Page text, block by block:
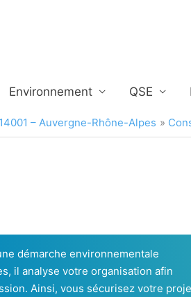
Environnement QSE
– Auvergne-Rhône-Alpes
démarche environnementale
il analyse votre organisation afin
Ainsi, vous sécurisez votre